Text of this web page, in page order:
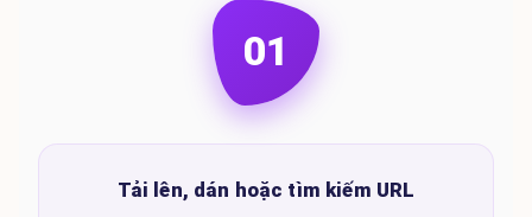
01
Tải lên, dán hoặc tìm kiếm URL